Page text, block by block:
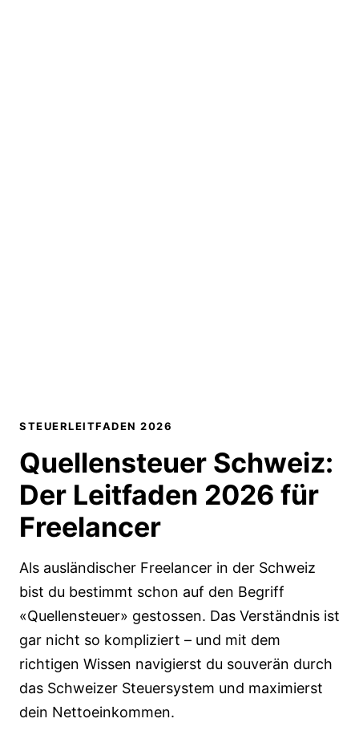
STEUERLEITFADEN 2026
Quellensteuer Schweiz:
Der Leitfaden 2026 für
Freelancer
Als ausländischer Freelancer in der Schweiz
bist du bestimmt schon auf den Begriff
«Quellensteuer» gestossen. Das Verständnis ist
gar nicht so kompliziert – und mit dem
richtigen Wissen navigierst du souverän durch
das Schweizer Steuersystem und maximierst
dein Nettoeinkommen.